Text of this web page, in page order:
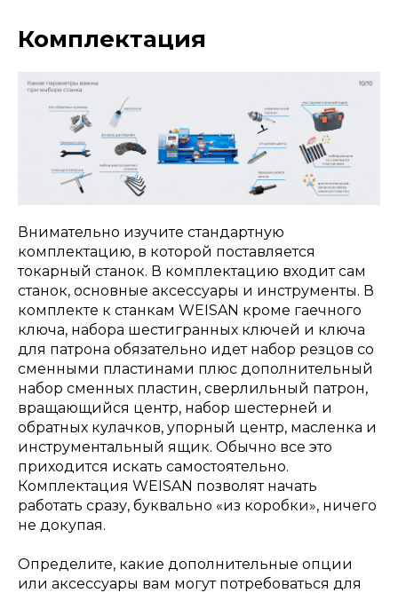
Комплектация
Внимательно изучите стандартную
комплектацию, в которой поставляется
токарный станок. В комплектацию входит сам
станок, основные аксессуары и инструменты. В
комплекте к станкам WEISAN кроме гаечного
ключа, набора шестигранных ключей и ключа
для патрона обязательно идет набор резцов со
сменными пластинами плюс дополнительный
набор сменных пластин, сверлильный патрон,
вращающийся центр, набор шестерней и
обратных кулачков, упорный центр, масленка и
инструментальный ящик. Обычно все это
приходится искать самостоятельно.
Комплектация WEISAN позволят начать
работать сразу, буквально «из коробки», ничего
не докупая.
Определите, какие дополнительные опции
или аксессуары вам могут потребоваться для